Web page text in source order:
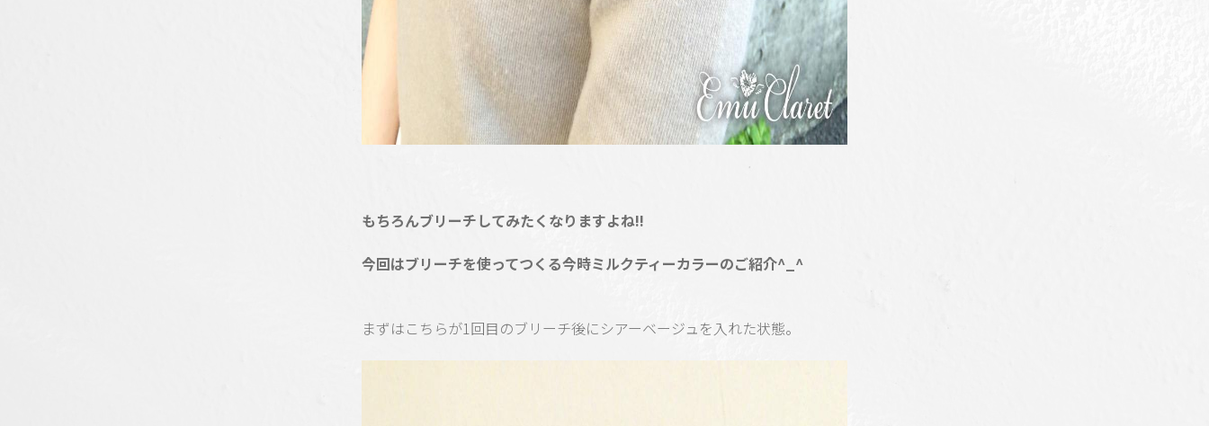
もちろんブリーチしてみたくなりますよね!!
今回はブリーチを使ってつくる今時ミルクティーカラーのご紹介^_^
まずはこちらが1回目のブリーチ後にシアーベージュを入れた状態。